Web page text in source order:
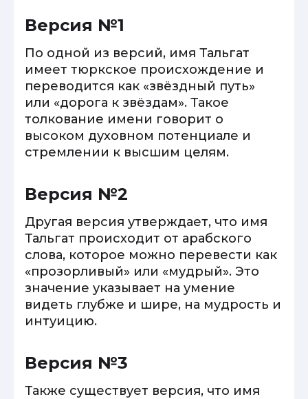
Версия №1
По одной из версий, имя Тальгат
имеет тюркское происхождение и
переводится как «звёздный путь»
или «дорога к звёздам». Такое
толкование имени говорит о
высоком духовном потенциале и
стремлении к высшим целям.
Версия №2
Другая версия утверждает, что имя
Тальгат происходит от арабского
слова, которое можно перевести как
«прозорливый» или «мудрый». Это
значение указывает на умение
видеть глубже и шире, на мудрость и
интуицию.
Версия №3
Также существует версия, что имя